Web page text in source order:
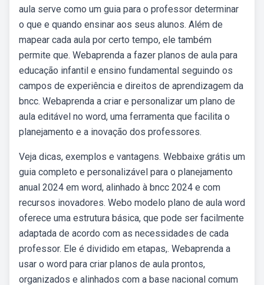
aula serve como um guia para o professor determinar
o que e quando ensinar aos seus alunos. Além de
mapear cada aula por certo tempo, ele também
permite que. Webaprenda a fazer planos de aula para
educação infantil e ensino fundamental seguindo os
campos de experiência e direitos de aprendizagem da
bncc. Webaprenda a criar e personalizar um plano de
aula editável no word, uma ferramenta que facilita o
planejamento e a inovação dos professores.
Veja dicas, exemplos e vantagens. Webbaixe grátis um
guia completo e personalizável para o planejamento
anual 2024 em word, alinhado à bncc 2024 e com
recursos inovadores. Webo modelo plano de aula word
oferece uma estrutura básica, que pode ser facilmente
adaptada de acordo com as necessidades de cada
professor. Ele é dividido em etapas,. Webaprenda a
usar o word para criar planos de aula prontos,
organizados e alinhados com a base nacional comum